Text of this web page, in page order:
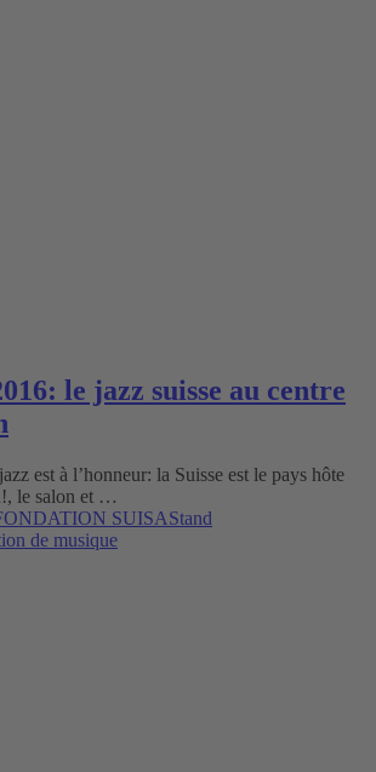
le jazz suisse au centre
est à l’honneur: la Suisse est le pays hôte
le salon et …
SUISAStand
de musique